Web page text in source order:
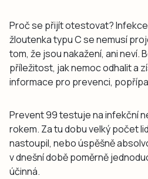
Proč se přijít otestovat? Infekce
žloutenka typu C se nemusí
tom, že jsou nakažení, ani neví.
příležitost, jak nemoc odhalit a
informace pro prevenci,
Prevent 99 testuje na infekční
rokem. Za tu dobu velký počet
nastoupil, nebo úspěšně
v dnešní době poměrně
účinná.